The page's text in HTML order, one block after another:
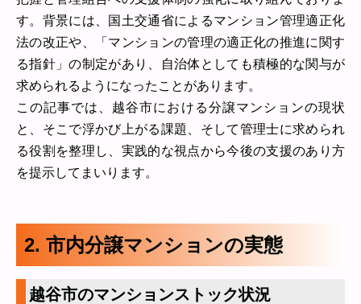
す。背景には、国土交通省によるマンション管理適正化
法の改正や、「マンションの管理の適正化の推進に関す
る指針」の制定があり、自治体としても積極的な関与が
求められるようになったことがあります。
この記事では、越谷市における分譲マンションの現状
と、そこで浮かび上がる課題、そして管理士に求められ
る役割を整理し、実践的な視点から今後の支援のあり方
を提示してまいります。
2. 市内分譲マンションの実態
越谷市のマンションストック状況